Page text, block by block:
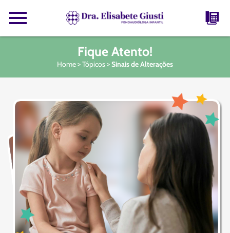
Fique Atento!
Home>Tópicos>Sinais de Alterações